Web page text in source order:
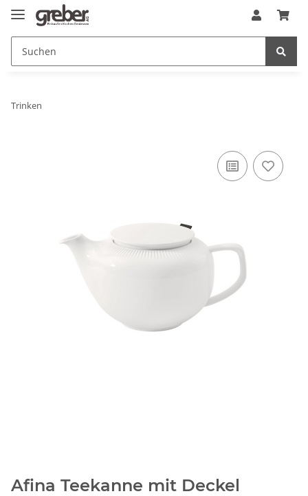
Trinken
Afina Teekanne mit Deckel